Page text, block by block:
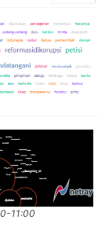
11:00